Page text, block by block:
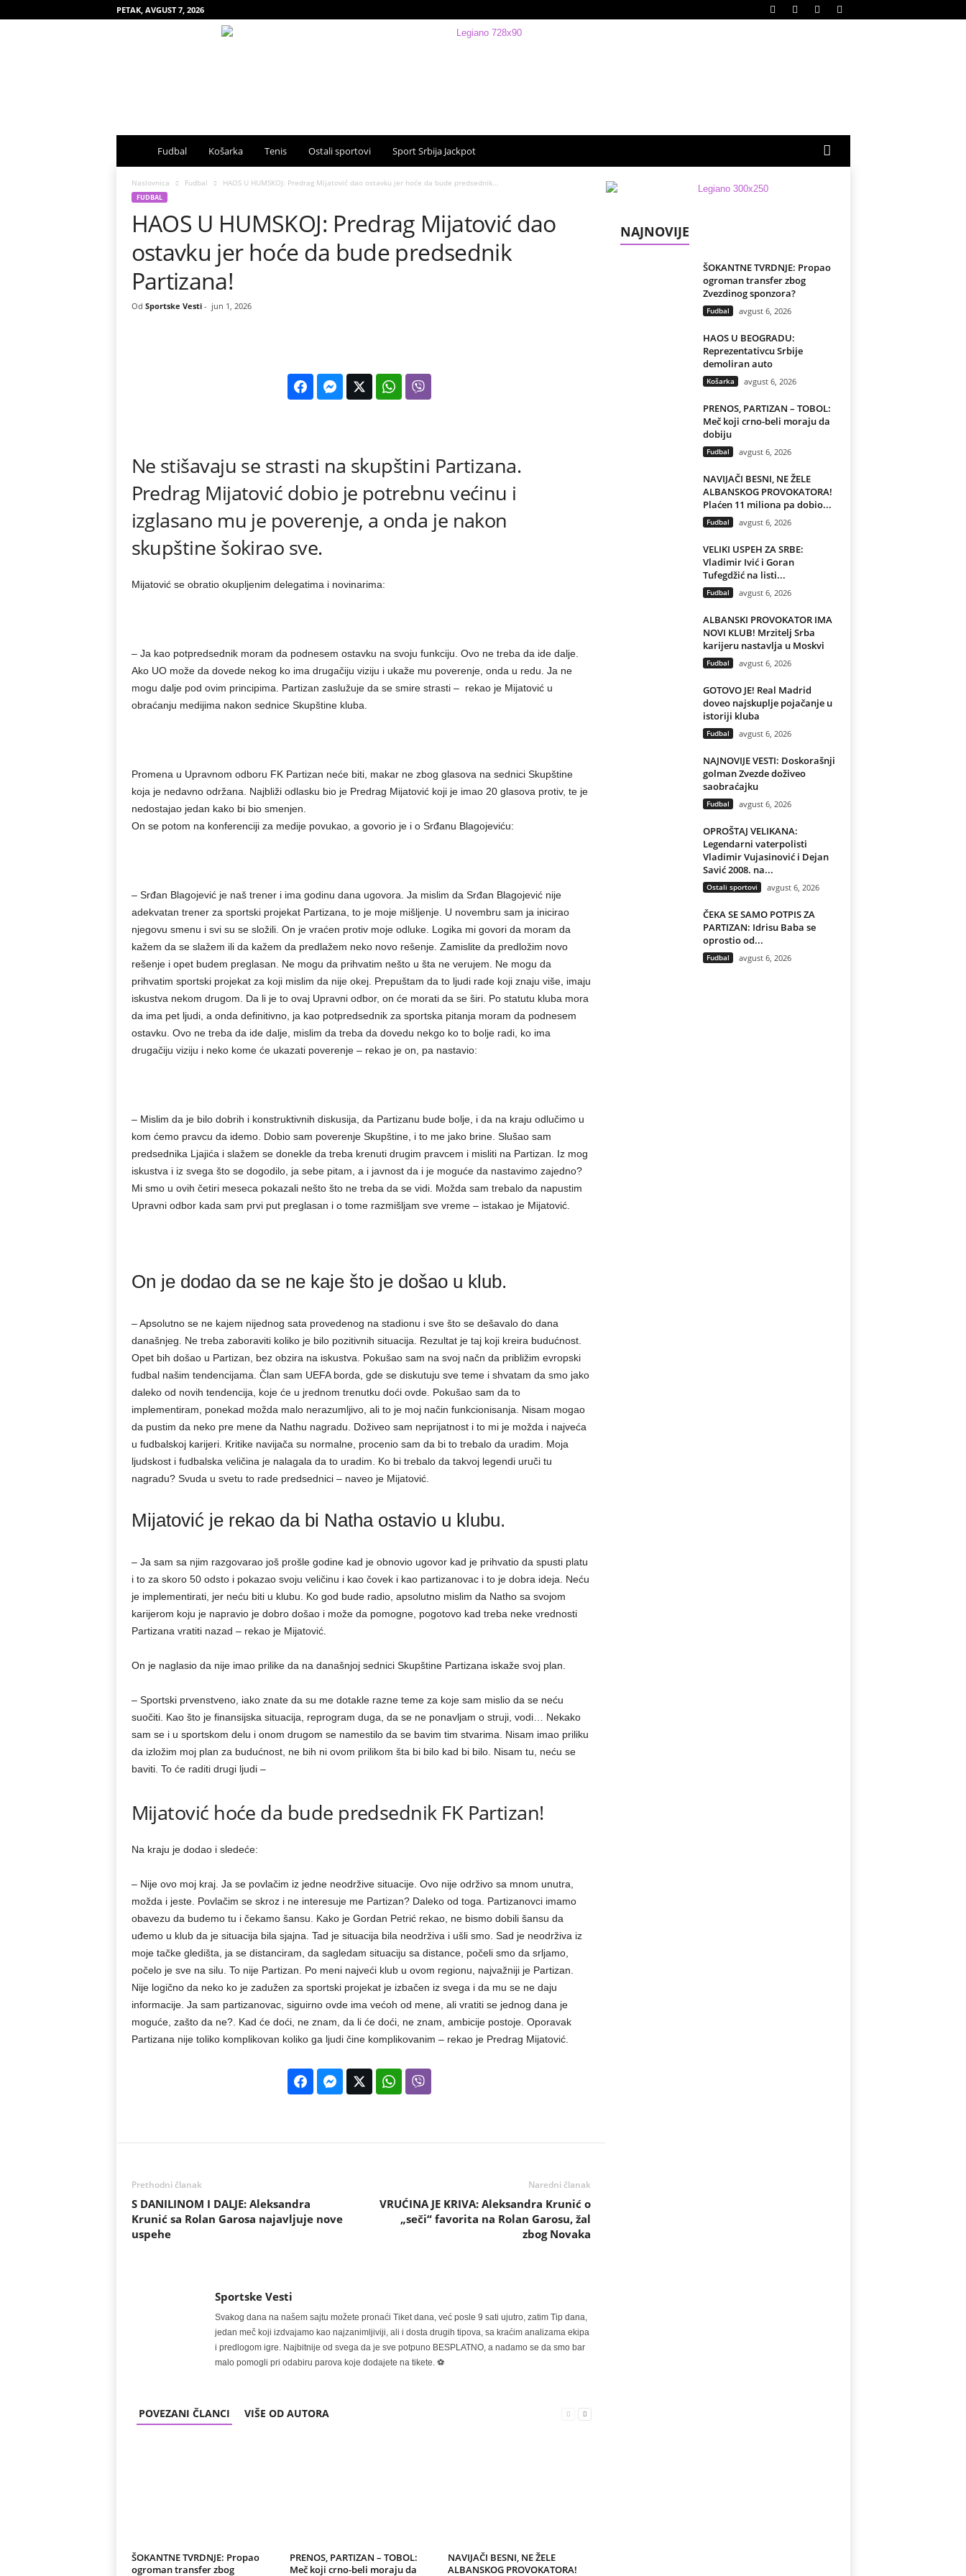
PETAK, AVGUST 7, 2026
p
o
t
s
s
t
i
Fudbal Košarka Tenis Ostali sportovi Sport Srbija Jackpot
Naslovnica Fudbal HAOS U HUMSKOJ: Predrag Mijatović dao ostavku jer hoće da bude predsednik...
FUDBAL
HAOS U HUMSKOJ: Predrag Mijatović dao
ostavku jer hoće da bude predsednik
Partizana!
Od Sportske Vesti- jun 1, 2026
Ne stišavaju se strasti na skupštini Partizana.
Predrag Mijatović dobio je potrebnu većinu i
izglasano mu je poverenje, a onda je nakon
skupštine šokirao sve.
Mijatović se obratio okupljenim delegatima i novinarima:
– Ja kao potpredsednik moram da podnesem ostavku na svoju funkciju. Ovo ne treba da ide dalje.
Ako UO može da dovede nekog ko ima drugačiju viziju i ukaže mu poverenje, onda u redu. Ja ne
mogu dalje pod ovim principima. Partizan zaslužuje da se smire strasti – rekao je Mijatović u
obraćanju medijima nakon sednice Skupštine kluba.
Promena u Upravnom odboru FK Partizan neće biti, makar ne zbog glasova na sednici Skupštine
koja je nedavno održana. Najbliži odlasku bio je Predrag Mijatović koji je imao 20 glasova protiv, te je
nedostajao jedan kako bi bio smenjen.
On se potom na konferenciji za medije povukao, a govorio je i o Srđanu Blagojeviću:
– Srđan Blagojević je naš trener i ima godinu dana ugovora. Ja mislim da Srđan Blagojević nije
adekvatan trener za sportski projekat Partizana, to je moje mišljenje. U novembru sam ja inicirao
njegovu smenu i svi su se složili. On je vraćen protiv moje odluke. Logika mi govori da moram da
kažem da se slažem ili da kažem da predlažem neko novo rešenje. Zamislite da predložim novo
rešenje i opet budem preglasan. Ne mogu da prihvatim nešto u šta ne verujem. Ne mogu da
prihvatim sportski projekat za koji mislim da nije okej. Prepuštam da to ljudi rade koji znaju više, imaju
iskustva nekom drugom. Da li je to ovaj Upravni odbor, on će morati da se širi. Po statutu kluba mora
da ima pet ljudi, a onda definitivno, ja kao potpredsednik za sportska pitanja moram da podnesem
ostavku. Ovo ne treba da ide dalje, mislim da treba da dovedu nekgo ko to bolje radi, ko ima
drugačiju viziju i neko kome će ukazati poverenje – rekao je on, pa nastavio:
– Mislim da je bilo dobrih i konstruktivnih diskusija, da Partizanu bude bolje, i da na kraju odlučimo u
kom ćemo pravcu da idemo. Dobio sam poverenje Skupštine, i to me jako brine. Slušao sam
predsednika Ljajića i slažem se donekle da treba krenuti drugim pravcem i misliti na Partizan. Iz mog
iskustva i iz svega što se dogodilo, ja sebe pitam, a i javnost da i je moguće da nastavimo zajedno?
Mi smo u ovih četiri meseca pokazali nešto što ne treba da se vidi. Možda sam trebalo da napustim
Upravni odbor kada sam prvi put preglasan i o tome razmišljam sve vreme – istakao je Mijatović.
On je dodao da se ne kaje što je došao u klub.
– Apsolutno se ne kajem nijednog sata provedenog na stadionu i sve što se dešavalo do dana
današnjeg. Ne treba zaboraviti koliko je bilo pozitivnih situacija. Rezultat je taj koji kreira budućnost.
Opet bih došao u Partizan, bez obzira na iskustva. Pokušao sam na svoj načn da približim evropski
fudbal našim tendencijama. Član sam UEFA borda, gde se diskutuju sve teme i shvatam da smo jako
daleko od novih tendencija, koje će u jrednom trenutku doći ovde. Pokušao sam da to
implementiram, ponekad možda malo nerazumljivo, ali to je moj način funkcionisanja. Nisam mogao
da pustim da neko pre mene da Nathu nagradu. Doživeo sam neprijatnost i to mi je možda i najveća
u fudbalskoj karijeri. Kritike navijača su normalne, procenio sam da bi to trebalo da uradim. Moja
ljudskost i fudbalska veličina je nalagala da to uradim. Ko bi trebalo da takvoj legendi uruči tu
nagradu? Svuda u svetu to rade predsednici – naveo je Mijatović.
Mijatović je rekao da bi Natha ostavio u klubu.
– Ja sam sa njim razgovarao još prošle godine kad je obnovio ugovor kad je prihvatio da spusti platu
i to za skoro 50 odsto i pokazao svoju veličinu i kao čovek i kao partizanovac i to je dobra ideja. Neću
je implementirati, jer neću biti u klubu. Ko god bude radio, apsolutno mislim da Natho sa svojom
karijerom koju je napravio je dobro došao i može da pomogne, pogotovo kad treba neke vrednosti
Partizana vratiti nazad – rekao je Mijatović.
On je naglasio da nije imao prilike da na današnjoj sednici Skupštine Partizana iskaže svoj plan.
– Sportski prvenstveno, iako znate da su me dotakle razne teme za koje sam mislio da se neću
suočiti. Kao što je finansijska situacija, reprogram duga, da se ne ponavljam o struji, vodi… Nekako
sam se i u sportskom delu i onom drugom se namestilo da se bavim tim stvarima. Nisam imao priliku
da izložim moj plan za budućnost, ne bih ni ovom prilikom šta bi bilo kad bi bilo. Nisam tu, neću se
baviti. To će raditi drugi ljudi –
Mijatović hoće da bude predsednik FK Partizan!
Na kraju je dodao i sledeće:
– Nije ovo moj kraj. Ja se povlačim iz jedne neodržive situacije. Ovo nije održivo sa mnom unutra,
možda i jeste. Povlačim se skroz i ne interesuje me Partizan? Daleko od toga. Partizanovci imamo
obavezu da budemo tu i čekamo šansu. Kako je Gordan Petrić rekao, ne bismo dobili šansu da
uđemo u klub da je situacija bila sjajna. Tad je situacija bila neodrživa i ušli smo. Sad je neodrživa iz
moje tačke gledišta, ja se distanciram, da sagledam situaciju sa distance, počeli smo da srljamo,
počelo je sve na silu. To nije Partizan. Po meni najveći klub u ovom regionu, najvažniji je Partizan.
Nije logično da neko ko je zadužen za sportski projekat je izbačen iz svega i da mu se ne daju
informacije. Ja sam partizanovac, siguirno ovde ima većoh od mene, ali vratiti se jednog dana je
moguće, zašto da ne?. Kad će doći, ne znam, da li će doći, ne znam, ambicije postoje. Oporavak
Partizana nije toliko komplikovan koliko ga ljudi čine komplikovanim – rekao je Predrag Mijatović.
Prethodni članak
S DANILINOM I DALJE: Aleksandra
Krunić sa Rolan Garosa najavljuje nove
uspehe
Naredni članak
VRUĆINA JE KRIVA: Aleksandra Krunić o
„seči“ favorita na Rolan Garosu, žal
zbog Novaka
Sportske Vesti
Svakog dana na našem sajtu možete pronaći Tiket dana, već posle 9 sati ujutro, zatim Tip dana,
jedan meč koji izdvajamo kao najzanimljiviji, ali i dosta drugih tipova, sa kraćim analizama ekipa
i predlogom igre. Najbitnije od svega da je sve potpuno BESPLATNO, a nadamo se da smo bar
malo pomogli pri odabiru parova koje dodajete na tikete. ⚽
POVEZANI ČLANCI VIŠE OD AUTORA
ŠOKANTNE TVRDNJE: Propao
ogroman transfer zbog
PRENOS, PARTIZAN – TOBOL:
Meč koji crno-beli moraju da
NAVIJAČI BESNI, NE ŽELE
ALBANSKOG PROVOKATORA!
NAJNOVIJE
ŠOKANTNE TVRDNJE: Propao
ogroman transfer zbog
Zvezdinog sponzora?
Fudbal avgust 6, 2026
HAOS U BEOGRADU:
Reprezentativcu Srbije
demoliran auto
Košarka avgust 6, 2026
PRENOS, PARTIZAN – TOBOL:
Meč koji crno-beli moraju da
dobiju
Fudbal avgust 6, 2026
NAVIJAČI BESNI, NE ŽELE
ALBANSKOG PROVOKATORA!
Plaćen 11 miliona pa dobio...
Fudbal avgust 6, 2026
VELIKI USPEH ZA SRBE:
Vladimir Ivić i Goran
Tufegdžić na listi...
Fudbal avgust 6, 2026
ALBANSKI PROVOKATOR IMA
NOVI KLUB! Mrzitelj Srba
karijeru nastavlja u Moskvi
Fudbal avgust 6, 2026
GOTOVO JE! Real Madrid
doveo najskuplje pojačanje u
istoriji kluba
Fudbal avgust 6, 2026
NAJNOVIJE VESTI: Doskorašnji
golman Zvezde doživeo
saobraćajku
Fudbal avgust 6, 2026
OPROŠTAJ VELIKANA:
Legendarni vaterpolisti
Vladimir Vujasinović i Dejan
Savić 2008. na...
Ostali sportovi avgust 6, 2026
ČEKA SE SAMO POTPIS ZA
PARTIZAN: Idrisu Baba se
oprostio od...
Fudbal avgust 6, 2026